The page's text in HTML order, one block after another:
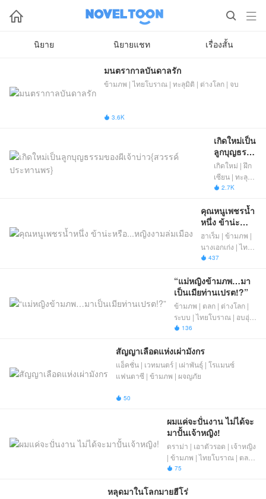
  
นิยาย นิยายแชท เรื่องสั้น
มนตรากาลบันดาลรัก
ข้ามภพ | ไทยโบราณ | ทะลุมิติ | ต่างโลก | จบ
 3.6K
เกิดใหม่เป็น
ลูกบุญธรรม
ของผีเจ้า
บ่าว{สวรรค์
ประทาน
เกิดใหม่ | ฝึก
เซียน | ทะลุ
มิติ | จีน
ภพ | ชายหน้า
หวาน
 2.7K
คุณหนูเพชรน้ำ
หนึ่ง ข้าน่ะ
หรือ...หญิงงาม
ล่มเมือง
ฮาเร็ม | ข้ามภพ |
นางเอกเก่ง | ไทย
โบราณ | ตลก |
 437
“แม่หญิงข้ามภพ…มา
เป็นเมียท่านเปรต!?”
ข้ามภพ | ตลก | ต่างโลก |
ระบบ | ไทยโบราณ | อบอุ่น
หัวใจ | จบ
 136
สัญญาเลือดแห่งเผ่ามังกร
แอ็คชั่น | เวทมนตร์ | เผ่าพันธุ์ | โรแมนซ์
แฟนตาซี | ข้ามภพ | ผจญภัย
 50
ผมแค่จะปั่นงาน ไม่ได้จะ
มาปั้นเจ้าหญิง!
ดราม่า | เอาตัวรอด | เจ้าหญิง
| ข้ามภพ | ไทยโบราณ | ตลก |
จบ
 75
หลุดมาในโลกมายฮีโร่